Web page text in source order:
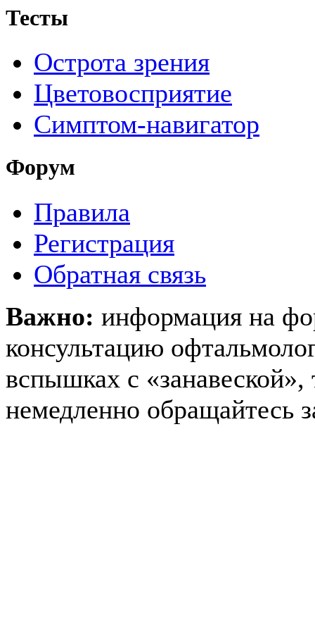
Тесты
Острота зрения
Цветовосприятие
Симптом-навигатор
Форум
Правила
Регистрация
Обратная связь
Важно: информация на
консультацию
вспышках с «занавеской»,
немедленно обращайтесь